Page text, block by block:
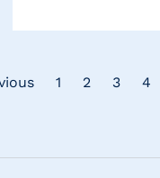
1 2 3 4